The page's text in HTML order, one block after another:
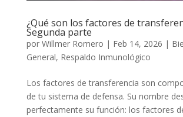
¿Qué son los factores de
Segunda parte
por Willmer Romero | Feb 14, 2026 |
General, Respaldo Inmunológico
Los factores de transferencia son
de tu sistema de defensa. Su nombre
perfectamente su función: los factores